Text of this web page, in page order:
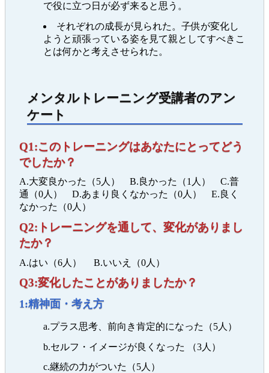
で役に立つ日が必ず来ると思う。
それぞれの成長が見られた。子供が変化し
ようと頑張っている姿を見て親としてすべきこ
とは何かと考えさせられた。
メンタルトレーニング受講者のアン
ケート
Q1:このトレーニングはあなたにとってどう
でしたか？
A.大変良かった（5人） B.良かった（1人） C.普
通（0人） D.あまり良くなかった（0人） E.良く
なかった（0人）
Q2:トレーニングを通して、変化がありまし
たか？
A.はい（6人） B.いいえ（0人）
Q3:変化したことがありましたか？
1:精神面・考え方
a.プラス思考、前向き肯定的になった（5人）
b.セルフ・イメージが良くなった （3人）
c.継続の力がついた（5人）